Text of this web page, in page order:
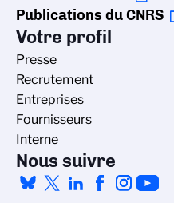
Publications du CNRS
Votre profil
Presse
Recrutement
Entreprises
Fournisseurs
Interne
Nous suivre